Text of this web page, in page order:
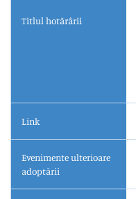
Titlul hotărârii
Link
Evenimente ulterioare
adoptării